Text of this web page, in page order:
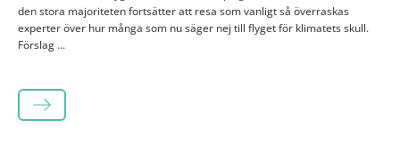
den stora majoriteten fortsätter att resa som vanligt så överraskas
experter över hur många som nu säger nej till flyget för klimatets skull.
Förslag ...
LÄS MER